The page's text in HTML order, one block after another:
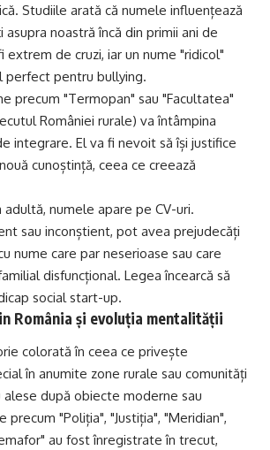
Studiile arată că numele influențează
noastră încă din primii ani de
extrem de cruzi, iar un nume "ridicol"
perfect pentru bullying.
precum "Termopan" sau "Facultatea"
României rurale) va întâmpina
integrare. El va fi nevoit să își justifice
cunoștință, ceea ce creează
numele apare pe CV-uri.
sau inconștient, pot avea prejudecăți
nume care par neserioase sau care
disfuncțional. Legea încearcă să
social start-up.
România și evoluția mentalității
colorată în ceea ce privește
în anumite zone rurale sau comunități
după obiecte moderne sau
precum "Poliția", "Justiția", "Meridian",
au fost înregistrate în trecut,